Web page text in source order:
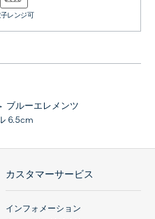
レンジ可
ブルーエレメンツ
6.5cm
カスタマーサービス
インフォメーション